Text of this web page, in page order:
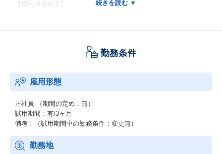
【技術評価制度】
◆ServiceNow認定資格
◆Microsoft Power Platform認定資格
◆Microsoft365認定資格
など
勤務条件
雇用形態
正社員
（期間の定め：無）
試用期間：有/3ヶ月
備考：（試用期間中の勤務条件：変更無）
勤務地